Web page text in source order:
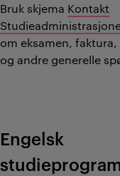
Bruk skjema Kontakt
om eksamen,
og andre generelle
Engelsk